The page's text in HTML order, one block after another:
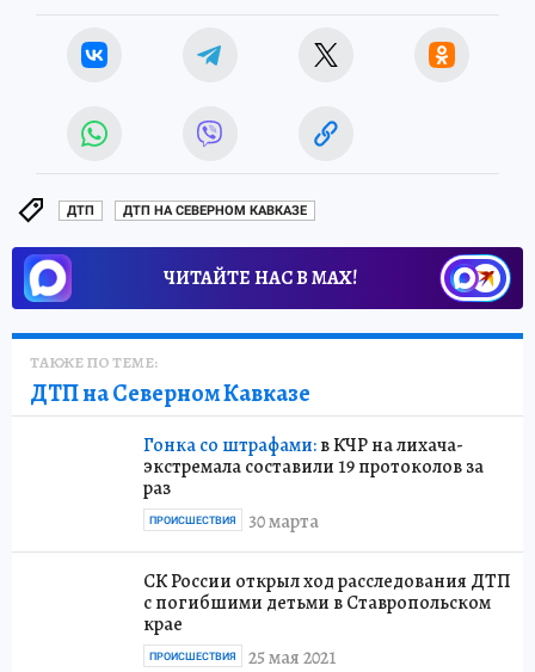
ДТП ДТП НА СЕВЕРНОМ КАВКАЗЕ
ЧИТАЙТЕ НАС В МАХ!
ТАКЖЕ ПО ТЕМЕ:
ДТП на Северном Кавказе
Гонка со штрафами:в КЧР на лихача-
экстремала составили 19 протоколов за
раз
30 марта
ПРОИСШЕСТВИЯ
СК России открыл ход расследования ДТП
с погибшими детьми в Ставропольском
крае
25 мая 2021
ПРОИСШЕСТВИЯ